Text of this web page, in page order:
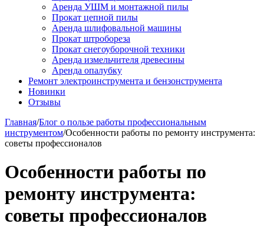
Аренда УШМ и монтажной пилы
Прокат цепной пилы
Аренда шлифовальной машины
Прокат штробореза
Прокат снегоуборочной техники
Аренда измельчителя древесины
Аренда опалубку
Ремонт электроинструмента и бензонструмента
Новинки
Отзывы
Главная/Блог о пользе работы профессиональным
инструментом/Особенности работы по ремонту инструмента:
советы профессионалов
Особенности работы по
ремонту инструмента:
советы профессионалов